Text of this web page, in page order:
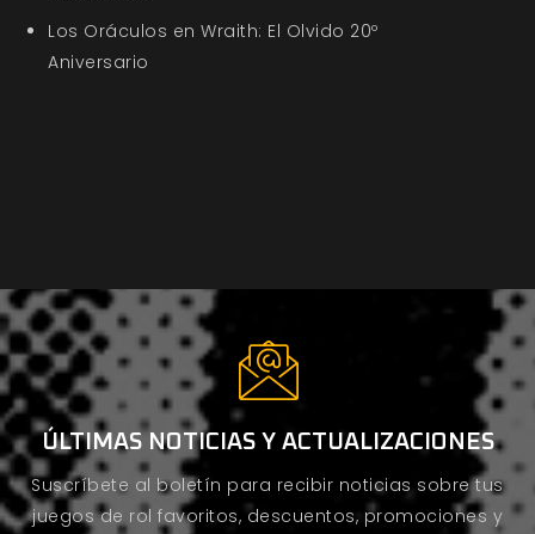
Los Oráculos en Wraith: El Olvido 20º
Aniversario
ÚLTIMAS NOTICIAS Y ACTUALIZACIONES
Suscríbete al boletín para recibir noticias sobre tus
juegos de rol favoritos, descuentos, promociones y